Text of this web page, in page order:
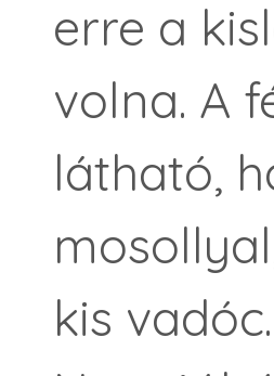
erre a
volna. A
látható,
kis